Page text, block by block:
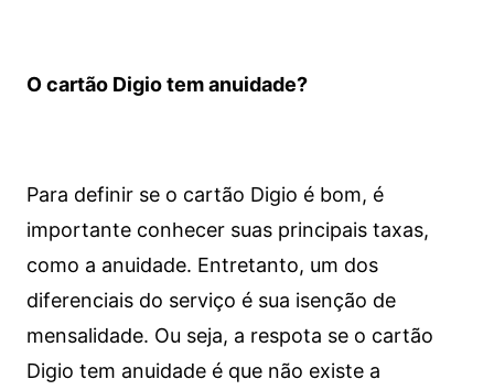
O cartão Digio tem anuidade?
Para definir se o cartão Digio é bom, é
importante conhecer suas principais taxas,
como a anuidade. Entretanto, um dos
diferenciais do serviço é sua isenção de
mensalidade. Ou seja, a respota se o cartão
Digio tem anuidade é que não existe a